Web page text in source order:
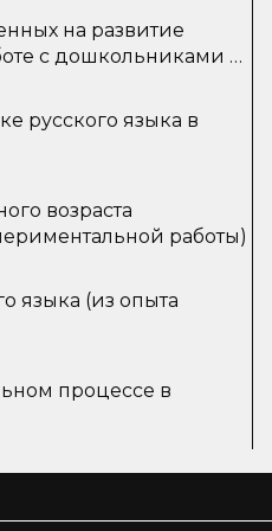
на развитие
с дошкольниками с
русского языка в
возраста
работы)
языка (из опыта
процессе в